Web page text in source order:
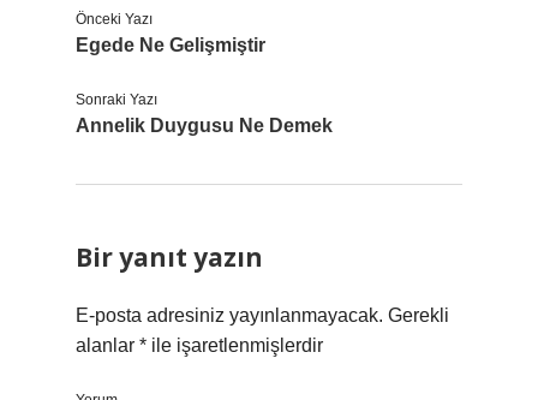
Önceki Yazı
Egede Ne Gelişmiştir
Sonraki Yazı
Annelik Duygusu Ne Demek
Bir yanıt yazın
E-posta adresiniz yayınlanmayacak. Gerekli
alanlar * ile işaretlenmişlerdir